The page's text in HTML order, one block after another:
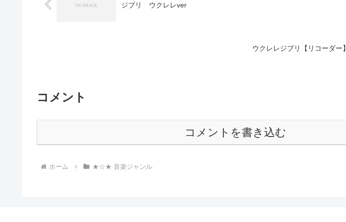
ジブリ ウクレレver
ウクレレジブリ【リコーダー】
コメント
コメントを書き込む
ホーム ★☆★ 音楽ジャンル